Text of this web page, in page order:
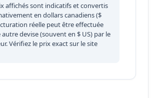
affichés sont indicatifs et convertis
en dollars canadiens ($
réelle peut être effectuée
devise (souvent en $ US) par le
Vérifiez le prix exact sur le site